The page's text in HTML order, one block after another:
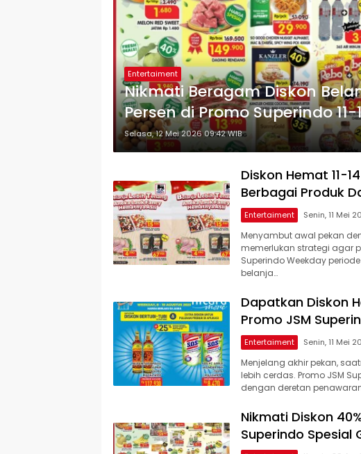
Entertaiment
Nikmati Beragam Diskon
Persen di Promo Superindo 11-
Selasa, 12 Mei 2026 09:42 WIB
Diskon Hemat 11-
Berbagai Produk
Entertaiment
Menyambut awal pekan
memerlukan strategi agar
Superindo Weekday
belanja…
Dapatkan Diskon
Promo JSM
Entertaiment
Menjelang akhir pekan,
lebih cerdas. Promo JSM
dengan deretan
Nikmati Diskon
Superindo Spesial